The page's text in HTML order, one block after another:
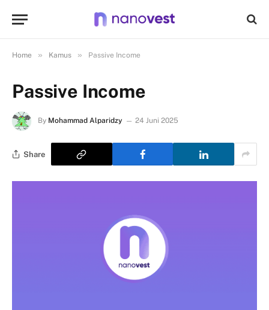
Home » Kamus » Passive Income
Passive Income
By Mohammad Alparidzy 24 Juni 2025
Share